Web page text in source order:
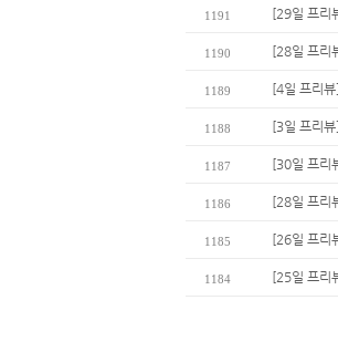
1191 [29일 프리
1190 [28일 프리
1189 [4일 프리
1188 [3일 프리
1187 [30일 프리
1186 [28일 프리
1185 [26일 프리
1184 [25일 프리